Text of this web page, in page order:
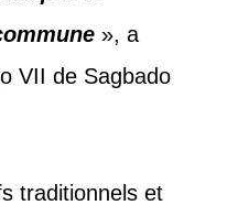
», a
VII de Sagbado
traditionnels et